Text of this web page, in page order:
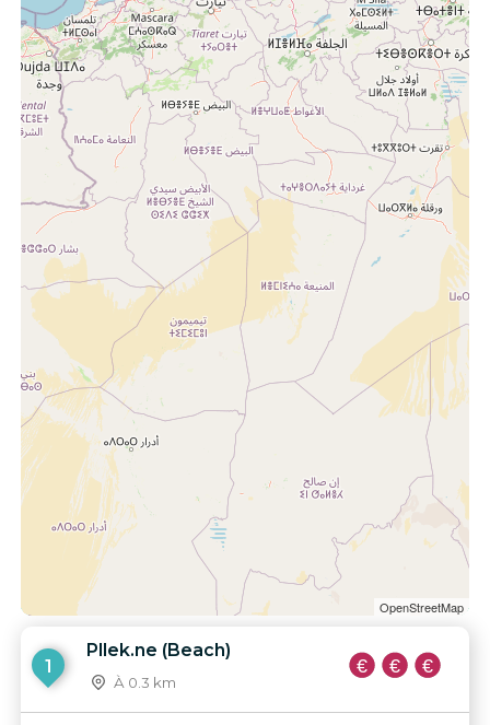
OpenStreetMap
1
Pllek.ne (Beach)
À 0.3 km